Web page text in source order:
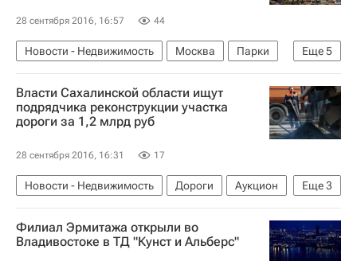
28 сентября 2016, 16:57 44
Еще5
Новости - Недвижимость Москва
Парки
Зарядье
Мосинжпроект
Строительство парка в Зарядье
Инфраструктура
Россия
Власти Сахалинской области ищут
подрядчика реконструкции участка
дороги за 1,2 млрд руб
28 сентября 2016, 16:31 17
Еще3
Новости - Недвижимость Дороги
Аукцион
Сахалинская область
Инфраструктура
Россия
Филиал Эрмитажа открыли во
Владивостоке в ТД "Кунст и Альберс"